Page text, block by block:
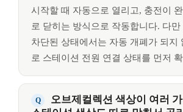
시작할 때 자동으로 열리고, 충전이
로 닫히는 방식으로 작동합니다. 다만
차단된 상태에서는 자동 개폐가 되지
로 스테이션 전원 연결 상태를 먼저
오브제컬렉션 색상이 여러